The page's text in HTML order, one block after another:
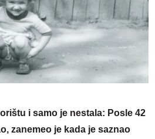
i samo je nestala: Posle 42
zanemeo je kada je saznao